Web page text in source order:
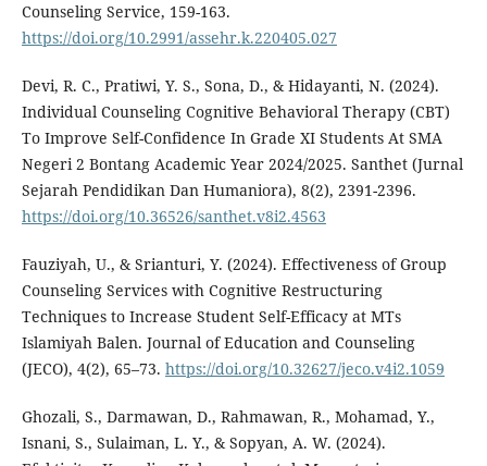
Counseling Service, 159-163.
https://doi.org/10.2991/assehr.k.220405.027
Devi, R. C., Pratiwi, Y. S., Sona, D., & Hidayanti, N. (2024).
Individual Counseling Cognitive Behavioral Therapy (CBT)
To Improve Self-Confidence In Grade XI Students At SMA
Negeri 2 Bontang Academic Year 2024/2025. Santhet (Jurnal
Sejarah Pendidikan Dan Humaniora), 8(2), 2391-2396.
https://doi.org/10.36526/santhet.v8i2.4563
Fauziyah, U., & Srianturi, Y. (2024). Effectiveness of Group
Counseling Services with Cognitive Restructuring
Techniques to Increase Student Self-Efficacy at MTs
Islamiyah Balen. Journal of Education and Counseling
(JECO), 4(2), 65–73. https://doi.org/10.32627/jeco.v4i2.1059
Ghozali, S., Darmawan, D., Rahmawan, R., Mohamad, Y.,
Isnani, S., Sulaiman, L. Y., & Sopyan, A. W. (2024).